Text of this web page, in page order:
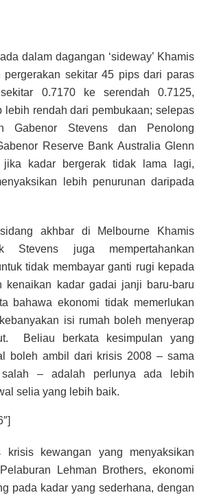
dalam dagangan ‘sideway’ Khamis
pergerakan sekitar 45 pips dari paras
0.7170 ke serendah 0.7125,
lebih rendah dari pembukaan; selepas
Gabenor Stevens dan Penolong
Reserve Bank Australia Glenn
jika kadar bergerak tidak lama lagi,
lebih penurunan daripada
akhbar di Melbourne Khamis
Stevens juga mempertahankan
tidak membayar ganti rugi kepada
kenaikan kadar gadai janji baru-baru
bahawa ekonomi tidak memerlukan
isi rumah boleh menyerap
Beliau berkata kesimpulan yang
boleh ambil dari krisis 2008 – sama
– adalah perlunya ada lebih
selia yang lebih baik.
kewangan yang menyaksikan
Lehman Brothers, ekonomi
pada kadar yang sederhana, dengan